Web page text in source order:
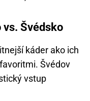
vs. Švédsko
káder ako ich
Švédov
vstup